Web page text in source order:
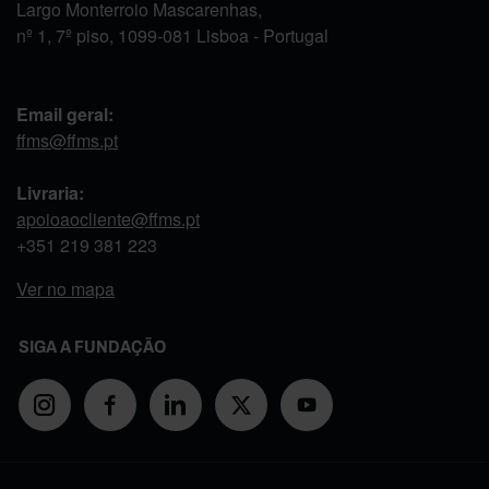
Largo Monterroio Mascarenhas,
nº 1, 7º piso, 1099-081 Lisboa - Portugal
Email geral:
ffms@ffms.pt
Livraria:
apoioaocliente@ffms.pt
+351 219 381 223
Ver no mapa
SIGA A FUNDAÇÃO